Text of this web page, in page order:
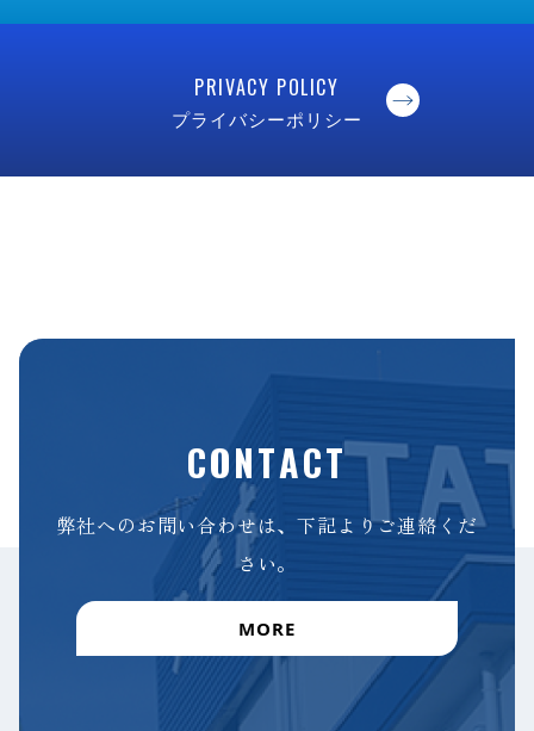
PRIVACY POLICY
プライバシーポリシー
CONTACT
弊社へのお問い合わせは、下記よりご連絡くだ
さい。
MORE